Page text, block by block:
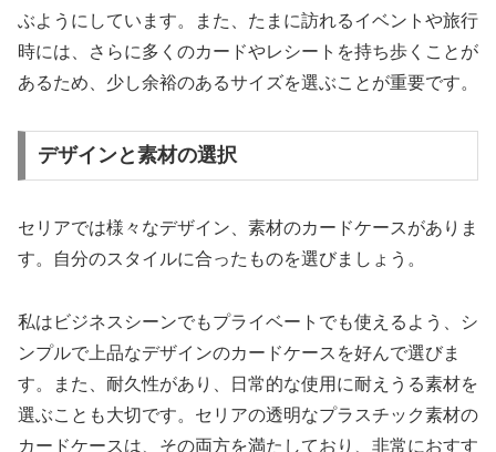
ぶようにしています。また、たまに訪れるイベントや旅行
時には、さらに多くのカードやレシートを持ち歩くことが
あるため、少し余裕のあるサイズを選ぶことが重要です。
デザインと素材の選択
セリアでは様々なデザイン、素材のカードケースがありま
す。自分のスタイルに合ったものを選びましょう。
私はビジネスシーンでもプライベートでも使えるよう、シ
ンプルで上品なデザインのカードケースを好んで選びま
す。また、耐久性があり、日常的な使用に耐えうる素材を
選ぶことも大切です。セリアの透明なプラスチック素材の
カードケースは、その両方を満たしており、非常におすす